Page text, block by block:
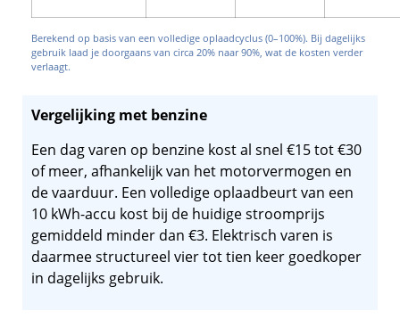
Berekend op basis van een volledige oplaadcyclus (0–100%). Bij dagelijks
gebruik laad je doorgaans van circa 20% naar 90%, wat de kosten verder
verlaagt.
Vergelijking met benzine
Een dag varen op benzine kost al snel €15 tot €30
of meer, afhankelijk van het motorvermogen en
de vaarduur. Een volledige oplaadbeurt van een
10 kWh-accu kost bij de huidige stroomprijs
gemiddeld minder dan €3. Elektrisch varen is
daarmee structureel vier tot tien keer goedkoper
in dagelijks gebruik.